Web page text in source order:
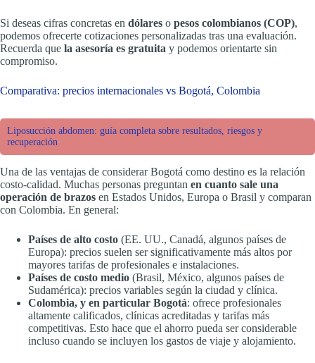
Si deseas cifras concretas en dólares o pesos colombianos (COP),
podemos ofrecerte cotizaciones personalizadas tras una evaluación.
Recuerda que la asesoría es gratuita y podemos orientarte sin
compromiso.
Comparativa: precios internacionales vs Bogotá, Colombia
Liposucción abdomen: guía completa sobre resultados, riesgos y
recuperación
Una de las ventajas de considerar Bogotá como destino es la relación
costo-calidad. Muchas personas preguntan en cuanto sale una
operación de brazos en Estados Unidos, Europa o Brasil y comparan
con Colombia. En general:
Países de alto costo (EE. UU., Canadá, algunos países de
Europa): precios suelen ser significativamente más altos por
mayores tarifas de profesionales e instalaciones.
Países de costo medio (Brasil, México, algunos países de
Sudamérica): precios variables según la ciudad y clínica.
Colombia, y en particular Bogotá: ofrece profesionales
altamente calificados, clínicas acreditadas y tarifas más
competitivas. Esto hace que el ahorro pueda ser considerable
incluso cuando se incluyen los gastos de viaje y alojamiento.